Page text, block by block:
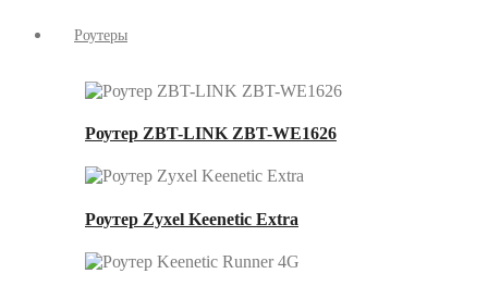
Роутеры
Роутер ZBT-LINK ZBT-WE1626
Роутер Zyxel Keenetic Extra